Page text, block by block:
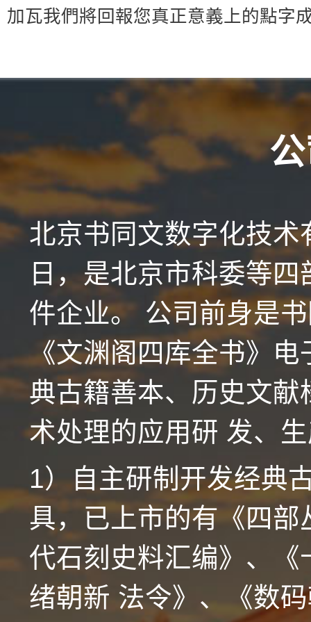
加瓦我們將回報您真正意義上的點字
北京书同文数字化技
日，是北京市科委等
件企业。 公司前身是
《文渊阁四库全书》
典古籍善本、历史文
术处理的应用研 发、
1）自主研制开发经典
具，已上市的有《四
代石刻史料汇编》、
绪朝新 法令》、《数